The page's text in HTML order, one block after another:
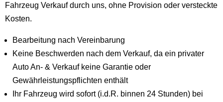
Fahrzeug Verkauf durch uns, ohne Provision oder versteckte
Kosten.
Bearbeitung nach Vereinbarung
Keine Beschwerden nach dem Verkauf, da ein privater
Auto An- & Verkauf keine Garantie oder
Gewährleistungspflichten enthält
Ihr Fahrzeug wird sofort (i.d.R. binnen 24 Stunden) bei